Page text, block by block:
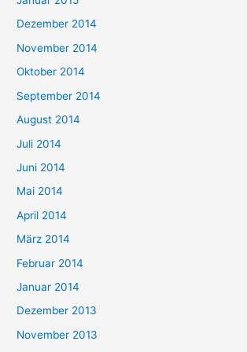
Dezember 2014
November 2014
Oktober 2014
September 2014
August 2014
Juli 2014
Juni 2014
Mai 2014
April 2014
März 2014
Februar 2014
Januar 2014
Dezember 2013
November 2013